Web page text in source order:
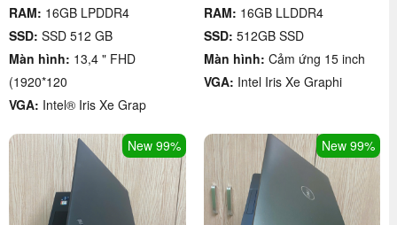
RAM: 16GB LPDDR4
SSD: SSD 512 GB
Màn hình: 13,4 " FHD
(1920*120
VGA: Intel® Iris Xe Grap
RAM: 16GB LLDDR4
SSD: 512GB SSD
Màn hình: Cảm ứng 15 inch
VGA: Intel Iris Xe Graphi
New 99% New 99%